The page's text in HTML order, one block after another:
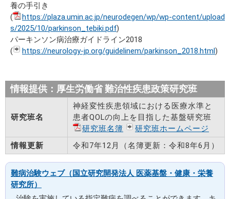
養の手引き
(
https://plaza.umin.ac.jp/neurodegen/wp/wp-content/upload
s/2025/10/parkinson_tebiki.pdf)
パーキンソン病治療ガイドライン2018
(
https://neurology-jp.org/guidelinem/parkinson_2018.html)
情報提供：厚生労働省 難治性疾患政策研究班
研究班名
神経変性疾患領域における医療水準と
患者QOLの向上を目指した基盤研究班
研究班名簿
研究班ホームページ
情報更新
令和7年12月（名簿更新：令和8年6月）
難病治験ウェブ（国立研究開発法人 医薬基盤・健康・栄養
研究所）